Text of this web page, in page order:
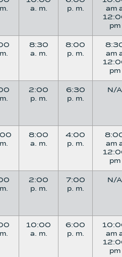
a. m.
p. m.
am
pm
8:30
a. m.
8:00
p. m.
am
pm
2:00
p. m.
6:30
p. m.
N/A
8:00
a. m.
4:00
p. m.
am
pm
2:00
p. m.
7:00
p. m.
N/A
10:00
a. m.
6:00
p. m.
am
pm